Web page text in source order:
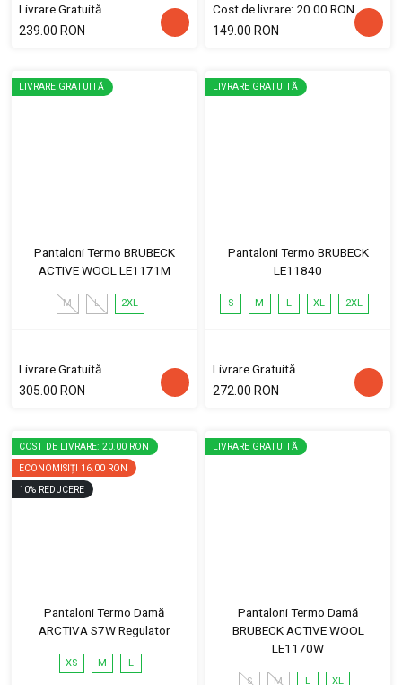
Livrare Gratuită
239.00 RON
Cost de livrare: 20.00 RON
149.00 RON
LIVRARE GRATUITĂ
Pantaloni Termo BRUBECK
ACTIVE WOOL LE1171M
M L 2XL
Livrare Gratuită
305.00 RON
LIVRARE GRATUITĂ
Pantaloni Termo BRUBECK
LE11840
S M L XL 2XL
Livrare Gratuită
272.00 RON
COST DE LIVRARE: 20.00 RON
ECONOMISIȚI 16.00 RON
10% REDUCERE
Pantaloni Termo Damă
ARCTIVA S7W Regulator
XS M L
LIVRARE GRATUITĂ
Pantaloni Termo Damă
BRUBECK ACTIVE WOOL
LE1170W
S M L XL